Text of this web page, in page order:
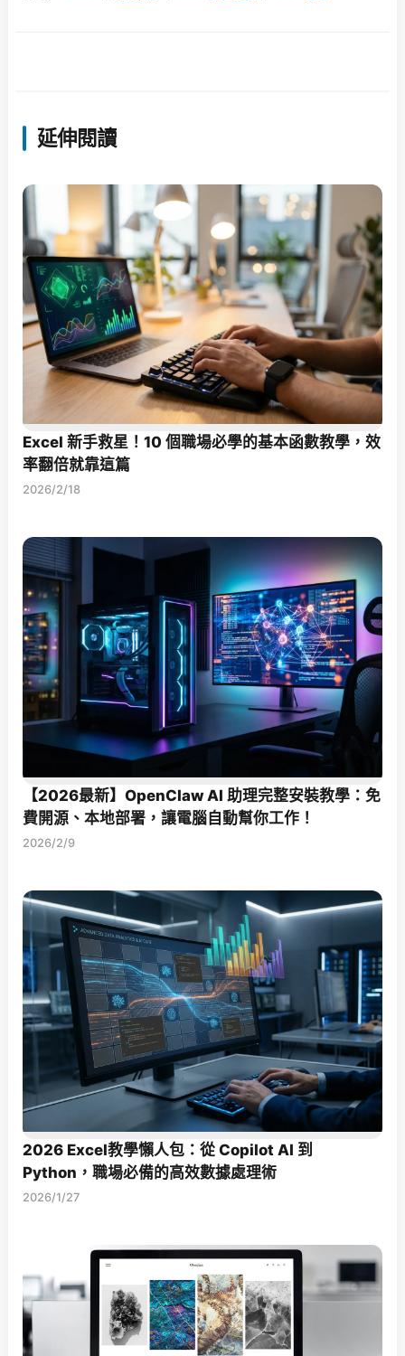
延伸閱讀
Excel 新手救星！10 個職場必學的基本函數教學，效
率翻倍就靠這篇
2026/2/18
【2026最新】OpenClaw AI 助理完整安裝教學：免
費開源、本地部署，讓電腦自動幫你工作！
2026/2/9
2026 Excel教學懶人包：從 Copilot AI 到
Python，職場必備的高效數據處理術
2026/1/27